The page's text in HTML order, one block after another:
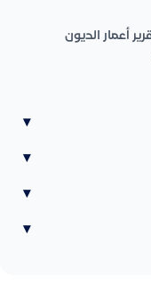
أعمار الديون
▾
▾
▾
▾